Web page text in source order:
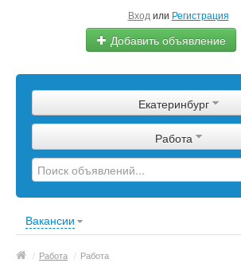
Вход или Регистрация
Добавить объявление
Сырье
Изделия
Оборудование
Екатеринбург
Работа
Вакансии
/ Работа / Работа